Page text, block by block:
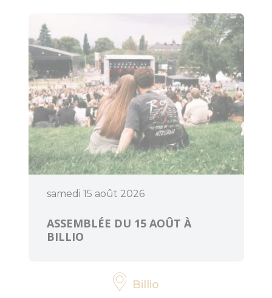
Pratique Agenda
samedi 15 août 2026
ASSEMBLÉE DU 15 AOÛT À
BILLIO
Billio